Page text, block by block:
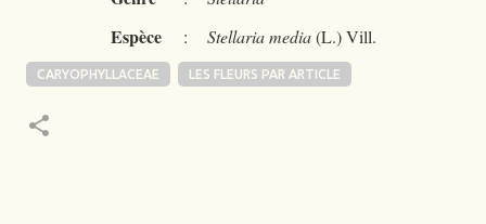
Espèce : Stellaria media(L.) Vill.
CARYOPHYLLACEAE LES FLEURS PAR ARTICLE